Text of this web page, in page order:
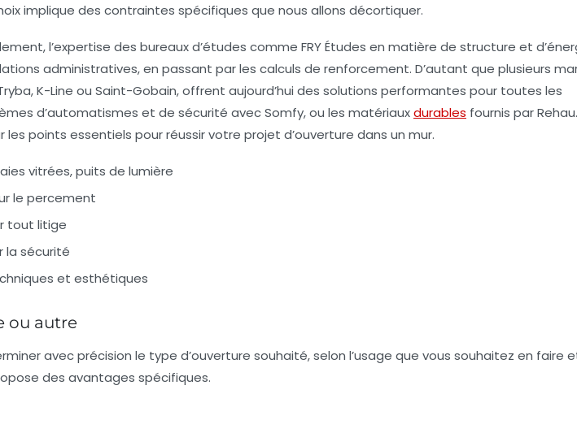
implique des contraintes spécifiques que nous allons décortiquer.
l’expertise des bureaux d’études comme FRY Études en matière de structure et
administratives, en passant par les calculs de renforcement. D’autant que plusieurs
,K-Line ou Saint-Gobain, offrent aujourd’hui des solutions performantes pour toutes les
d’automatismes et de sécurité avecSomfy, ou les matériauxdurables fournis parRehau
points essentiels pour réussir votre projet d’ouverture dans un mur.
vitrées, puits de lumière
le percement
tout litige
la sécurité
et esthétiques
ou autre
avec précision le type d’ouverture souhaité, selon l’usage que vous souhaitez en faire
des avantages spécifiques.